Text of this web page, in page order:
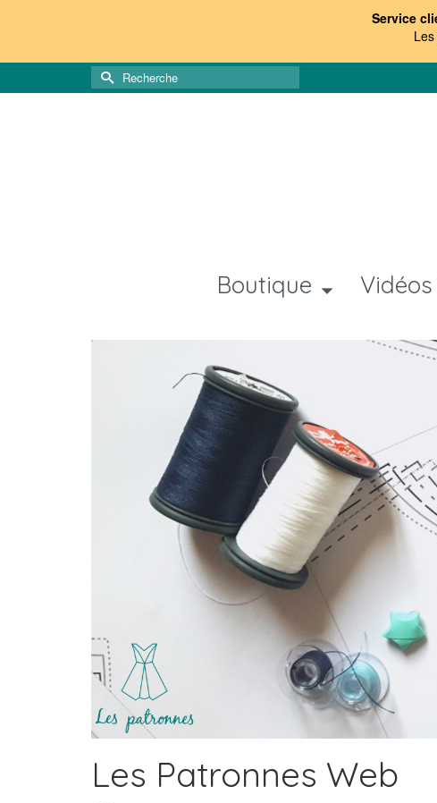
Service
Rechercher :
Boutique
Les Patronnes Web